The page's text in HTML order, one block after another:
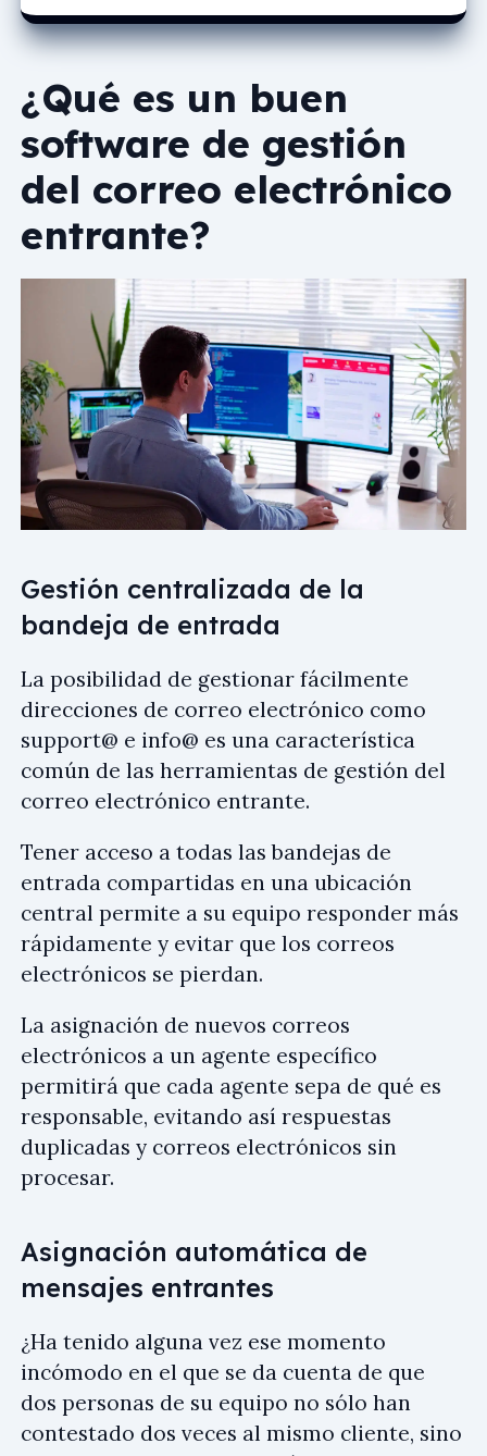
¿Qué es un buen
software de gestión
del correo electrónico
entrante?
Gestión centralizada de la
bandeja de entrada
La posibilidad de gestionar fácilmente
direcciones de correo electrónico como
support@ e info@ es una característica
común de las herramientas de gestión del
correo electrónico entrante.
Tener acceso a todas las bandejas de
entrada compartidas en una ubicación
central permite a su equipo responder más
rápidamente y evitar que los correos
electrónicos se pierdan.
La asignación de nuevos correos
electrónicos a un agente específico
permitirá que cada agente sepa de qué es
responsable, evitando así respuestas
duplicadas y correos electrónicos sin
procesar.
Asignación automática de
mensajes entrantes
¿Ha tenido alguna vez ese momento
incómodo en el que se da cuenta de que
dos personas de su equipo no sólo han
contestado dos veces al mismo cliente, sino